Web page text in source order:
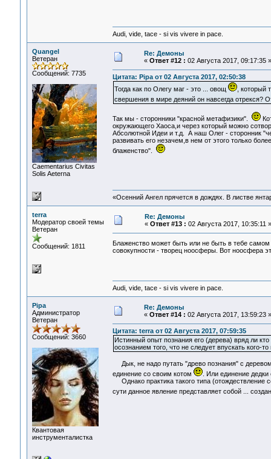
Audi, vide, tace - si vis vivere in pace.
Quangel
Ветеран
Сообщений: 7735
Сaementarius Civitas
Solis Aeterna
Re: Демоны
« Ответ #12 : 02 Августа 2017, 09:17:35 »
Цитата: Pipa от 02 Августа 2017, 02:50:38
Тогда как по Олегу маг - это ... овощ
, который
свершения в мире деяний он навсегда отрекся?
Так мы - сторонники "красной метафизики".
окружающего Хаоса,и через который можно
Абсолютной Идеи и т.д. А наш Олег - сторонник
развивать его незачем,в нем от этого только
блаженство".
«Осенний Ангел прячется в дождях. В листве
terra
Модератор своей темы
Ветеран
Сообщений: 1811
Re: Демоны
« Ответ #13 : 02 Августа 2017, 10:35:11 »
Блаженство может быть или не быть в тебе
совокупности - творец ноосферы. Вот ноосфера
Audi, vide, tace - si vis vivere in pace.
Pipa
Администратор
Ветеран
Сообщений: 3660
Квантовая
инструменталистка
Re: Демоны
« Ответ #14 : 02 Августа 2017, 13:59:23 »
Цитата: terra от 02 Августа 2017, 07:59:35
Истинный опыт познания его (дерева) вряд ли
осознанием того, что не следует впускать кого-
Дык, не надо путать "древо познания" с
единение со своим котом
. Или единение дедки
Однако практика такого типа
сути данное явление представляет собой ...